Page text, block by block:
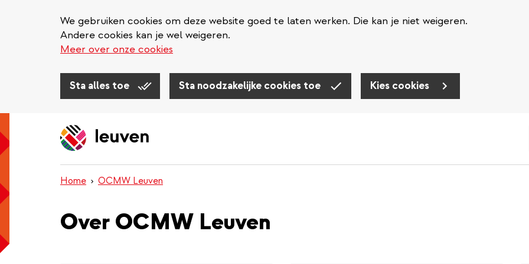
We gebruiken cookies om deze website goed te laten werken. Die kan je niet weigeren.
Andere cookies kan je wel weigeren.
Meer over onze cookies
Sta alles toe Sta noodzakelijke cookies toe Kies cookies
Home OCMW Leuven
Over OCMW Leuven